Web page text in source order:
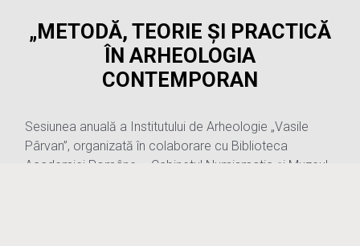
„METODĂ, TEORIE ȘI PRACTICĂ
ÎN ARHEOLOGIA
CONTEMPORAN
Sesiunea anuală a Institutului de Arheologie „Vasile
Pârvan”, organizată în colaborare cu Biblioteca
Academiei Române – Cabinetul Numismatic și Muzeul